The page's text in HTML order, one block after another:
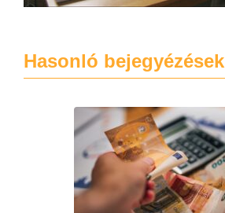
Hasonló bejegyézések